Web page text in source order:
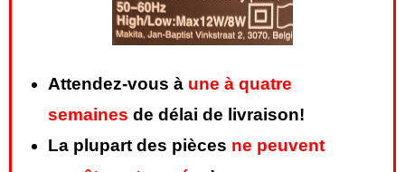
Attendez-vous à une à quatre
semaines de délai de livraison!
La plupart des pièces ne peuvent